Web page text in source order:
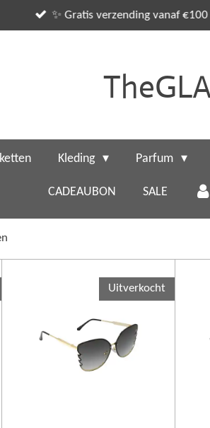
✨ Gratis verzending vanaf
Kleding Parfum
CADEAUBON SALE
Uitverkocht